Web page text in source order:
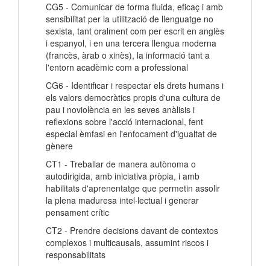
CG5 - Comunicar de forma fluida, eficaç i amb
sensibilitat per la utilització de llenguatge no
sexista, tant oralment com per escrit en anglès
i espanyol, i en una tercera llengua moderna
(francès, àrab o xinès), la informació tant a
l'entorn acadèmic com a professional
CG6 - Identificar i respectar els drets humans i
els valors democràtics propis d'una cultura de
pau i noviolència en les seves anàlisis i
reflexions sobre l'acció internacional, fent
especial èmfasi en l'enfocament d'igualtat de
gènere
CT1 - Treballar de manera autònoma o
autodirigida, amb iniciativa pròpia, i amb
habilitats d'aprenentatge que permetin assolir
la plena maduresa intel·lectual i generar
pensament crític
CT2 - Prendre decisions davant de contextos
complexos i multicausals, assumint riscos i
responsabilitats